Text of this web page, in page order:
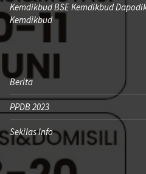
Kemdikbud BSE Kemdikbud
Kemdikbud
Berita
PPDB 2023
Sekilas Info